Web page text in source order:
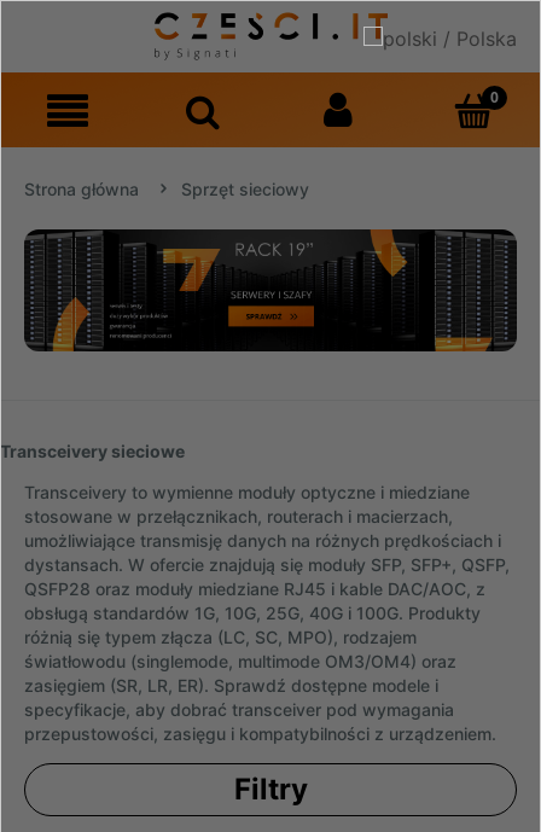
Strona główna Sprzęt sieciowy
Transceivery sieciowe
Transceivery to wymienne moduły optyczne i miedziane
stosowane w przełącznikach, routerach i macierzach,
umożliwiające transmisję danych na różnych prędkościach i
dystansach. W ofercie znajdują się moduły SFP, SFP+, QSFP,
QSFP28 oraz moduły miedziane RJ45 i kable DAC/AOC, z
obsługą standardów 1G, 10G, 25G, 40G i 100G. Produkty
różnią się typem złącza (LC, SC, MPO), rodzajem
światłowodu (singlemode, multimode OM3/OM4) oraz
zasięgiem (SR, LR, ER). Sprawdź dostępne modele i
specyfikacje, aby dobrać transceiver pod wymagania
przepustowości, zasięgu i kompatybilności z urządzeniem.
Filtry